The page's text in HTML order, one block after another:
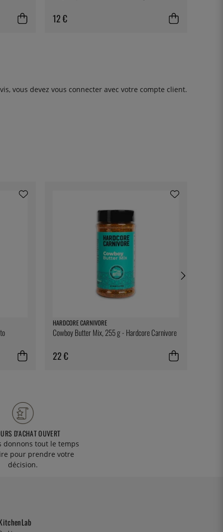
12 €
vous devez vous connecter avec votre compte client.
HARDCORE CARNIVORE
Cowboy Butter Mix, 255 g - Hardcore Carnivore
22 €
D'ACHAT OUVERT
donnons tout le temps
pour prendre votre
décision.